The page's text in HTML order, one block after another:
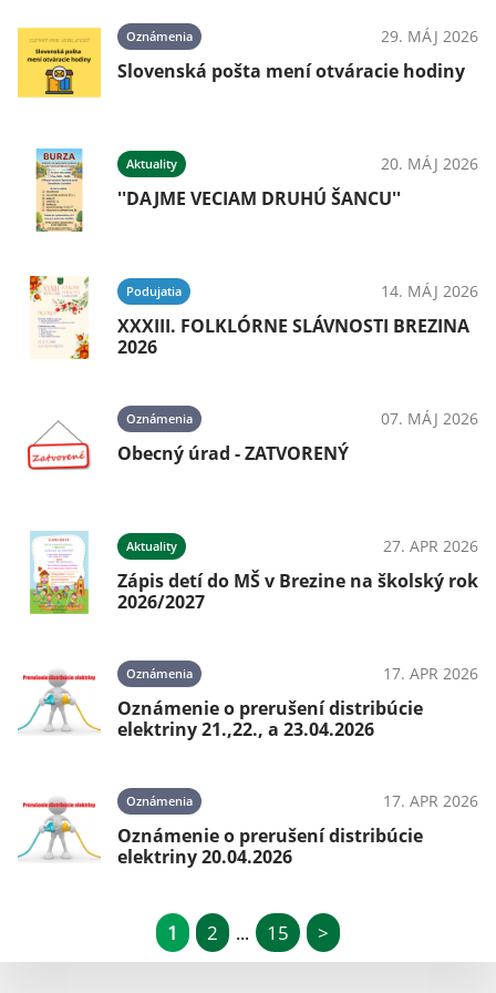
Oznámenia 29. MÁJ 2026
Slovenská pošta mení otváracie hodiny
Aktuality 20. MÁJ 2026
''DAJME VECIAM DRUHÚ ŠANCU''
Podujatia 14. MÁJ 2026
XXXIII. FOLKLÓRNE SLÁVNOSTI BREZINA
2026
Oznámenia 07. MÁJ 2026
Obecný úrad - ZATVORENÝ
Aktuality 27. APR 2026
Zápis detí do MŠ v Brezine na školský rok
2026/2027
Oznámenia 17. APR 2026
Oznámenie o prerušení distribúcie
elektriny 21.,22., a 23.04.2026
Oznámenia 17. APR 2026
Oznámenie o prerušení distribúcie
elektriny 20.04.2026
1 2 ... 15 >